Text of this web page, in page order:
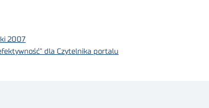
2007
dla Czytelnika portalu